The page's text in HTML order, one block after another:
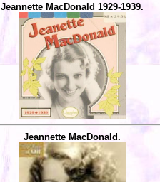
Jeannette MacDonald 1929-1939.
Jeannette MacDonald.